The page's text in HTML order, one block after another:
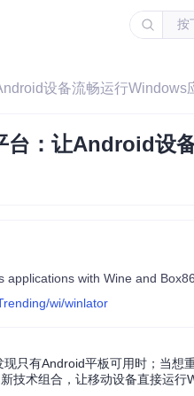
按
设备流畅运行Windows
台：让Android设
with Wine and
wi/winlator
现只有Android平板可用时；当
技术组合，让移动设备直接运行